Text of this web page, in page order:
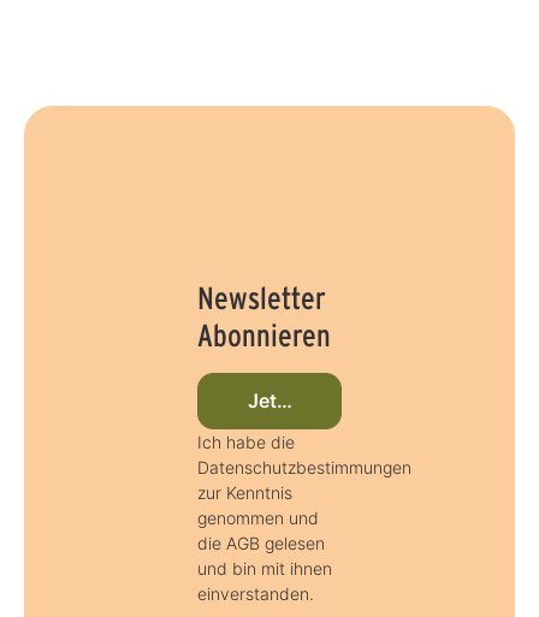
Newsletter
Abonnieren
Jetzt beim Newsletter
Ich habe die
Datenschutzbestimmungen
zur Kenntnis
genommen und
die AGB gelesen
und bin mit ihnen
einverstanden.